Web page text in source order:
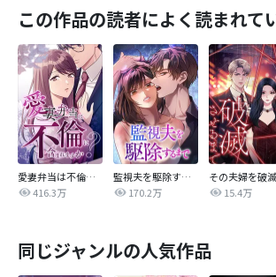
この作品の読者によく読まれて
愛妻弁当は不倫に含まれますか？
416.3万
監視夫を駆除するまで
170.2万
15.4万
同じジャンルの人気作品